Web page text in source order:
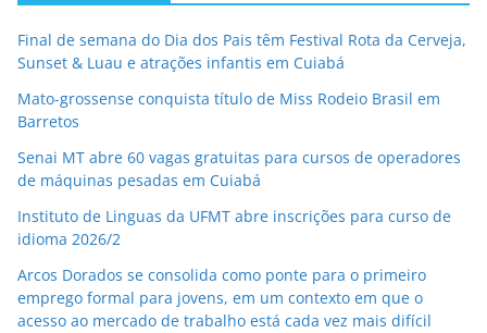
Final de semana do Dia dos Pais têm Festival Rota da Cerveja,
Sunset & Luau e atrações infantis em Cuiabá
Mato-grossense conquista título de Miss Rodeio Brasil em
Barretos
Senai MT abre 60 vagas gratuitas para cursos de operadores
de máquinas pesadas em Cuiabá
Instituto de Linguas da UFMT abre inscrições para curso de
idioma 2026/2
Arcos Dorados se consolida como ponte para o primeiro
emprego formal para jovens, em um contexto em que o
acesso ao mercado de trabalho está cada vez mais difícil